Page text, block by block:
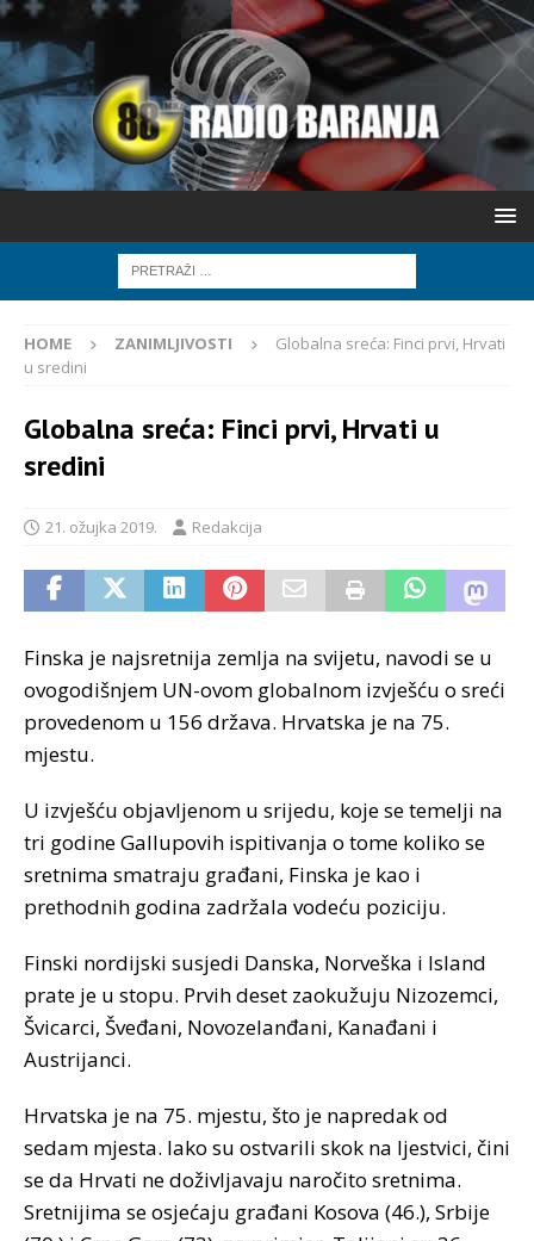
HOME ZANIMLJIVOSTI
Globalna sreća: Finci prvi, Hrvati
u sredini
Globalna sreća: Finci prvi, Hrvati u
sredini
21. ožujka 2019. Redakcija
Finska je najsretnija zemlja na svijetu, navodi se u
ovogodišnjem UN-ovom globalnom izvješću o sreći
provedenom u 156 država. Hrvatska je na 75.
mjestu.
U izvješću objavljenom u srijedu, koje se temelji na
tri godine Gallupovih ispitivanja o tome koliko se
sretnima smatraju građani, Finska je kao i
prethodnih godina zadržala vodeću poziciju.
Finski nordijski susjedi Danska, Norveška i Island
prate je u stopu. Prvih deset zaokužuju Nizozemci,
Švicarci, Šveđani, Novozelanđani, Kanađani i
Austrijanci.
Hrvatska je na 75. mjestu, što je napredak od
sedam mjesta. Iako su ostvarili skok na ljestvici, čini
se da Hrvati ne doživljavaju naročito sretnima.
Sretnijima se osjećaju građani Kosova (46.), Srbije